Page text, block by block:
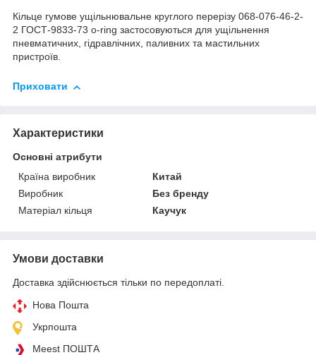
Кільце гумове ущільнювальне круглого перерізу 068-076-46-2-
2 ГОСТ-9833-73 o-ring застосовуються для ущільнення
пневматичних, гідравлічних, паливних та мастильних
пристроїв.
Приховати
Характеристики
Основні атрибути
Країна виробник
Китай
Виробник
Без бренду
Матеріал кільця
Каучук
Умови доставки
Доставка здійснюється тільки по передоплаті.
Нова Пошта
Укрпошта
Meest ПОШТА